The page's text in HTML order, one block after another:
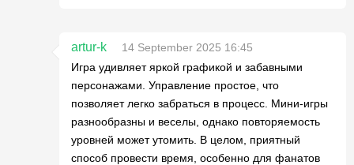
artur-k
14 September 2025 16:45
Игра удивляет яркой графикой и забавными
персонажами. Управление простое, что
позволяет легко забраться в процесс. Мини-игры
разнообразны и веселы, однако повторяемость
уровней может утомить. В целом, приятный
способ провести время, особенно для фанатов